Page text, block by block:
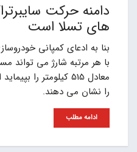
دامنه حرکت
های تسلا است
بنا به ادعای کمپانی
معادل 515 کیلومتر را
را نشان می دهند.
ادامه مطلب